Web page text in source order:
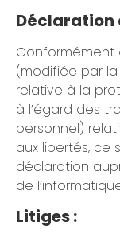
Déclaration
Conformément
(modifiée par la
relative à la
à l’égard des
personnel)
aux libertés, ce
déclaration
de
Litiges :